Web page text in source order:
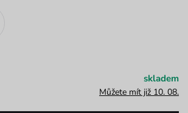
skladem
Můžete mít již 10. 08.